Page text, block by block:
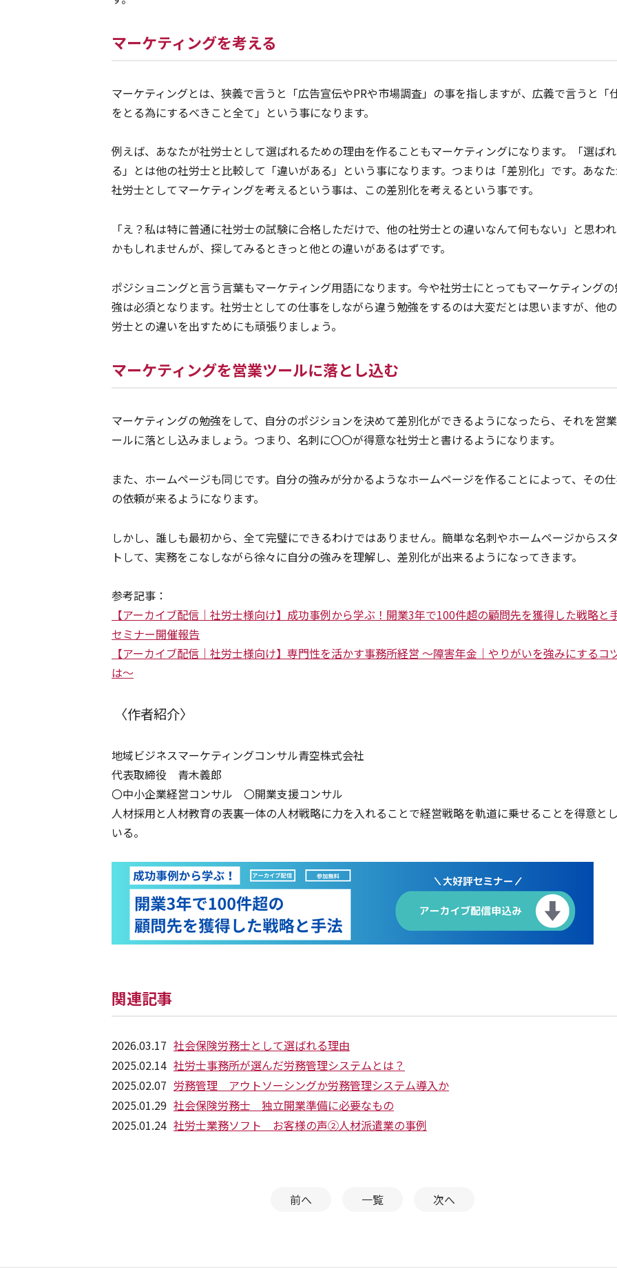
マーケティングを考える
マーケティングとは、狭義で言うと「広告宣伝やPRや市場調査」の事を指しますが、広義で言うと「
をとる為にするべきこと全て」という事になります。
例えば、あなたが社労士として選ばれるための理由を作ることもマーケティングになります。「選ばれ
る」とは他の社労士と比較して「違いがある」という事になります。つまりは「差別化」です。あな
社労士としてマーケティングを考えるという事は、この差別化を考えるという事です。
「え？私は特に普通に社労士の試験に合格しただけで、他の社労士との違いなんて何もない」と思わ
かもしれませんが、探してみるときっと他との違いがあるはずです。
ポジショニングと言う言葉もマーケティング用語になります。今や社労士にとってもマーケティング
強は必須となります。社労士としての仕事をしながら違う勉強をするのは大変だとは思いますが、他
労士との違いを出すためにも頑張りましょう。
マーケティングを営業ツールに落とし込む
マーケティングの勉強をして、自分のポジションを決めて差別化ができるようになったら、それを営
ールに落とし込みましょう。つまり、名刺に〇〇が得意な社労士と書けるようになります。
また、ホームページも同じです。自分の強みが分かるようなホームページを作ることによって、その
の依頼が来るようになります。
しかし、誰しも最初から、全て完璧にできるわけではありません。簡単な名刺やホームページからス
トして、実務をこなしながら徐々に自分の強みを理解し、差別化が出来るようになってきます。
参考記事：
【アーカイブ配信｜社労士様向け】 成功事例から学ぶ！開業3年で100件超の顧問先を獲得した戦略と
セミナー開催報告
【アーカイブ配信｜社労士様向け】 専門性を活かす事務所経営 ～障害年金｜やりがいを強みにするコ
は～
〈作者紹介〉
地域ビジネスマーケティングコンサル青空株式会社
代表取締役 青木義郎
〇中小企業経営コンサル 〇開業支援コンサル
人材採用と人材教育の表裏一体の人材戦略に力を入れることで経営戦略を軌道に乗せることを得意と
いる。
関連記事
2026.03.17 社会保険労務士として選ばれる理由
2025.02.14 社労士事務所が選んだ労務管理システムとは？
2025.02.07 労務管理 アウトソーシングか労務管理システム導入か
2025.01.29 社会保険労務士 独立開業準備に必要なもの
2025.01.24 社労士業務ソフト お客様の声②人材派遣業の事例
前へ 一覧 次へ